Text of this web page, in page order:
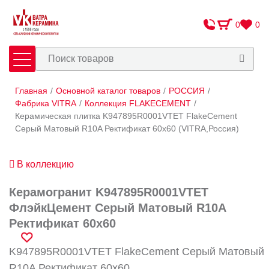
0 0
Плитка Сантехника
Оплата и доставка
Контакты
Адреса салонов
Главная / Основной каталог товаров / РОССИЯ /
Фабрика VITRA / Коллекция FLAKECEMENT /
Керамическая плитка K947895R0001VTET FlakeCement
Серый Матовый R10A Ректификат 60x60 (VITRA,Россия)
В коллекцию
Керамогранит K947895R0001VTET
ФлэйкЦемент Серый Матовый R10A
Ректификат 60x60
K947895R0001VTET FlakeCement Серый Матовый